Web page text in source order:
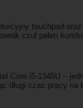
touchpad
czuł pełen
Core i5-1345U –
długi czas pracy na